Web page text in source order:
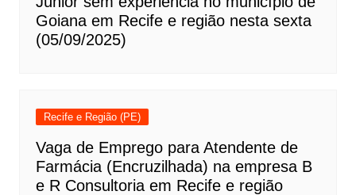
Goiana em Recife e região nesta sexta
(05/09/2025)
Recife e Região (PE)
Vaga de Emprego para Atendente de
Farmácia (Encruzilhada) na empresa B
e R Consultoria em Recife e região